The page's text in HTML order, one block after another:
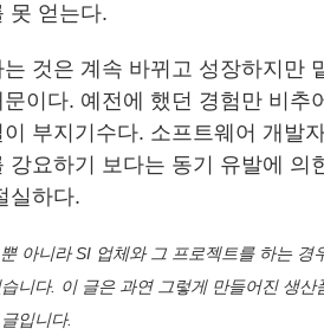
못 얻는다.
것은 계속 바뀌고 성장하지만
이다. 예전에 했던 경험만 비
이 부지기수다. 소프트웨어 개발
강요하기 보다는 동기 유발에
실하다.
아니라 SI 업체와 그 프로젝트를 하는
니다. 이 글은 과연 그렇게 만들어진 생
입니다.